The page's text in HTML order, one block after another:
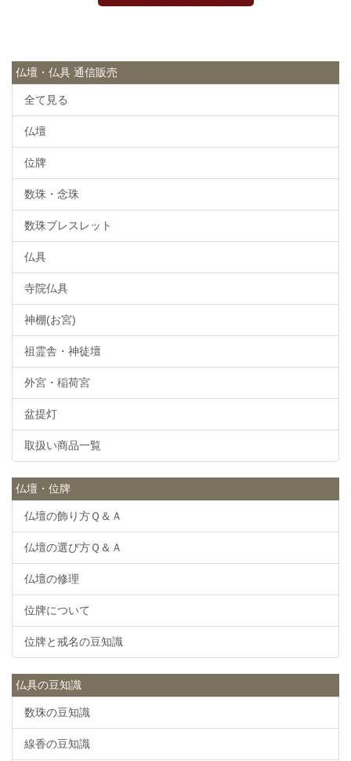
仏壇・仏具 通信販売
全て見る
仏壇
位牌
数珠・念珠
数珠ブレスレット
仏具
寺院仏具
神棚(お宮)
祖霊舎・神徒壇
外宮・稲荷宮
盆提灯
取扱い商品一覧
仏壇・位牌
仏壇の飾り方Ｑ＆Ａ
仏壇の選び方Ｑ＆Ａ
仏壇の修理
位牌について
位牌と戒名の豆知識
仏具の豆知識
数珠の豆知識
線香の豆知識